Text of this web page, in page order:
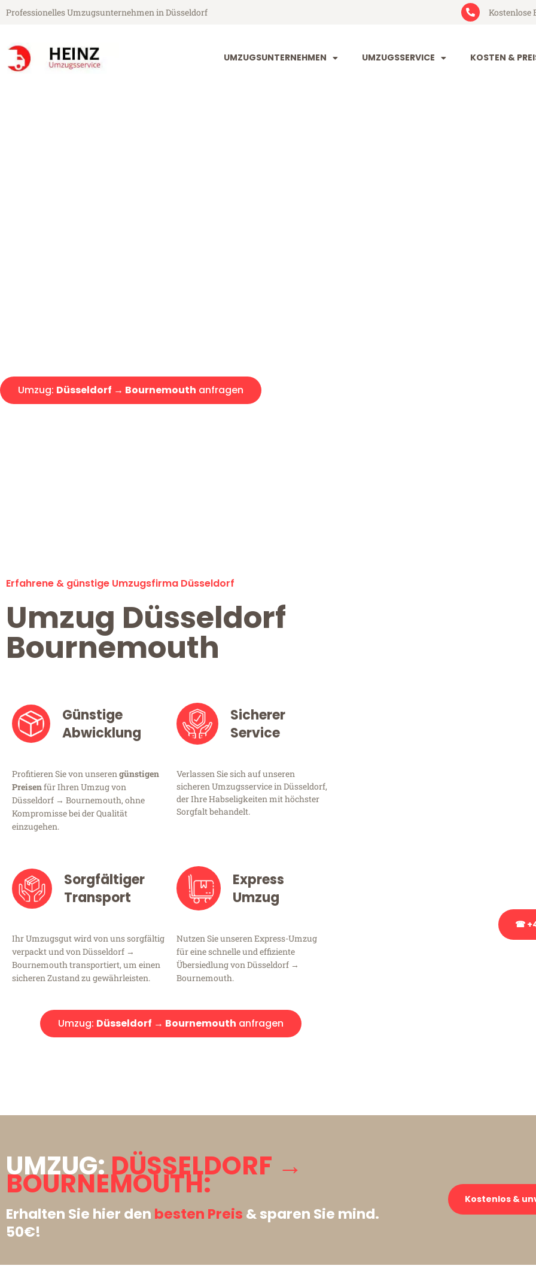
Professionelles Umzugsunternehmen in Düsseldorf Kostenlose
UMZUGSUNTERNEHMEN UMZUGSSERVICE KOSTEN &
Umzug: Düsseldorf → Bournemouth anfragen
Erfahrene & günstige Umzugsfirma Düsseldorf
Umzug Düsseldorf
Bournemouth
Günstige
Abwicklung
Profitieren Sie von unserengünstigen
Preisenfür Ihren Umzug von
Düsseldorf → Bournemouth, ohne
Kompromisse bei der Qualität
einzugehen.
Sicherer
Service
Verlassen Sie sich auf unseren
sicheren Umzugsservice in Düsseldorf,
der Ihre Habseligkeiten mit höchster
Sorgfalt behandelt.
Sorgfältiger
Transport
Ihr Umzugsgut wird von uns sorgfältig
verpackt und von Düsseldorf →
Bournemouth transportiert, um einen
sicheren Zustand zu gewährleisten.
Express
Umzug
Nutzen Sie unseren Express-Umzug
für eine schnelle und effiziente
Übersiedlung von Düsseldorf →
Bournemouth.
Umzug: Düsseldorf → Bournemouth anfragen
☎
UMZUG:DÜSSELDORF →
BOURNEMOUTH:
Erhalten Sie hier den besten Preis & sparen Sie mind.
50€!
Kostenlos &